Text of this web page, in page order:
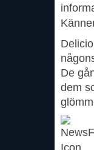
De
dem